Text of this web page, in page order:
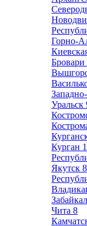
Горно-
Бровари
Уральск
Курган
Якутск 8
Чита 8